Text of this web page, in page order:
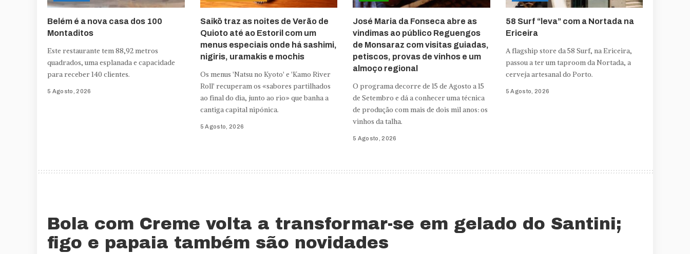
Belém é a nova casa dos 100
Montaditos
Este restaurante tem 88,92 metros
quadrados, uma esplanada e capacidade
para receber 140 clientes.
5 Agosto, 2026
Saikō traz as noites de Verão de
Quioto até ao Estoril com um
menus especiais onde há sashimi,
nigiris, uramakis e mochis
Os menus 'Natsu no Kyoto' e 'Kamo River
Roll' recuperam os «sabores partilhados
ao final do dia, junto ao rio» que banha a
cantiga capital nipónica.
5 Agosto, 2026
José Maria da Fonseca abre as
vindimas ao público Reguengos
de Monsaraz com visitas guiadas,
petiscos, provas de vinhos e um
almoço regional
O programa decorre de 15 de Agosto a 15
de Setembro e dá a conhecer uma técnica
de produção com mais de dois mil anos: os
vinhos da talha.
5 Agosto, 2026
58 Surf “leva” com a Nortada na
Ericeira
A flagship store da 58 Surf, na Ericeira,
passou a ter um taproom da Nortada, a
cerveja artesanal do Porto.
5 Agosto, 2026
Bola com Creme volta a transformar-se em gelado do Santini;
figo e papaia também são novidades